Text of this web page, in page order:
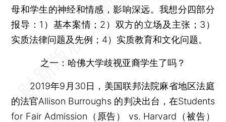
母和学生的神经和情感，影响深远。我想分四部分
报导：1）基本案情；2）双方的立场及主张；3）
实质法律问题及先例；4）实质教育和文化问题。
之一：哈佛大学歧视亚裔学生了吗？
2019年9月30日，美国联邦法院麻省地区法庭
的法官Allison Burroughs 的判决出台，在Students
for Fair Admission（原告） vs. Harvard（被告）